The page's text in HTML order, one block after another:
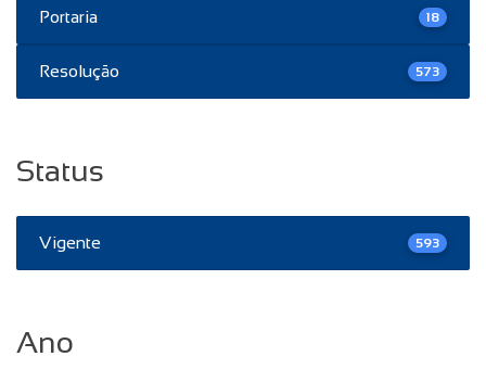
Portaria 18
Resolução 573
Status
Vigente 593
Ano